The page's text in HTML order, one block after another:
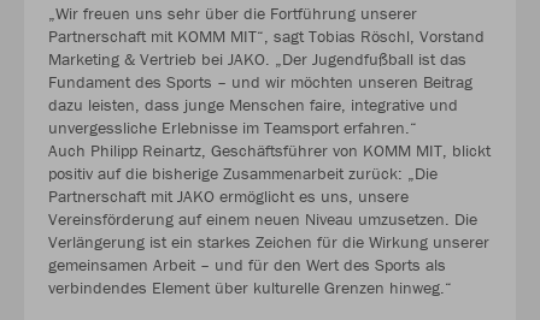
„Wir freuen uns sehr über die Fortführung unserer
Partnerschaft mit KOMM MIT“, sagt Tobias Röschl, Vorstand
Marketing & Vertrieb bei JAKO. „Der Jugendfußball ist das
Fundament des Sports – und wir möchten unseren Beitrag
dazu leisten, dass junge Menschen faire, integrative und
unvergessliche Erlebnisse im Teamsport erfahren.“
Auch Philipp Reinartz, Geschäftsführer von KOMM MIT, blickt
positiv auf die bisherige Zusammenarbeit zurück: „Die
Partnerschaft mit JAKO ermöglicht es uns, unsere
Vereinsförderung auf einem neuen Niveau umzusetzen. Die
Verlängerung ist ein starkes Zeichen für die Wirkung unserer
gemeinsamen Arbeit – und für den Wert des Sports als
verbindendes Element über kulturelle Grenzen hinweg.“